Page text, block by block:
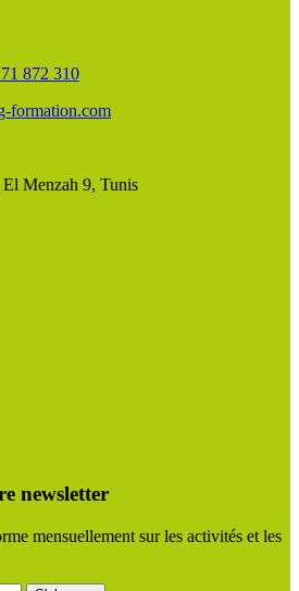
872 310
formation.com
Menzah 9, Tunis
newsletter
mensuellement sur les activités et les